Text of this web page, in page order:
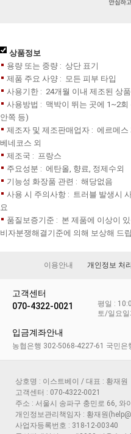
상품정보
용량 또는 중량 : 상단 표기
제품 주요 사양 : 모든 피부 타입
사용기한 : 24개월 이내 제조된 상
사용방법 : 맥박이 뛰는 곳에 1~2회
안쪽 등)
제조자 및 제조판매업자 : 에르메
베네코스 외
제조국 : 프랑스
주요성분 : 에탄올, 향료, 정제수외
기능성 화장품 관련 : 해당없음
사용 시 주의사항 : 트러블 발생시
요
품질보증기준 : 본 제품에 이상이
비자분쟁해결기준에 의해 보상해 드
이용안내 개인정보 처
고객센터
070-4322-0021
평일 :
토/일요
입금계좌안내
농협은행 302-5068-4227-61 국민
상호명 : 이스트베이 / 대표 : 황재원
고객센터 : 070-4322-0021
주소 : 서울시 송파구 충민로 66, 와
개인정보관리책임자 : 황재원
사업자등록번호 : 318-12-00340